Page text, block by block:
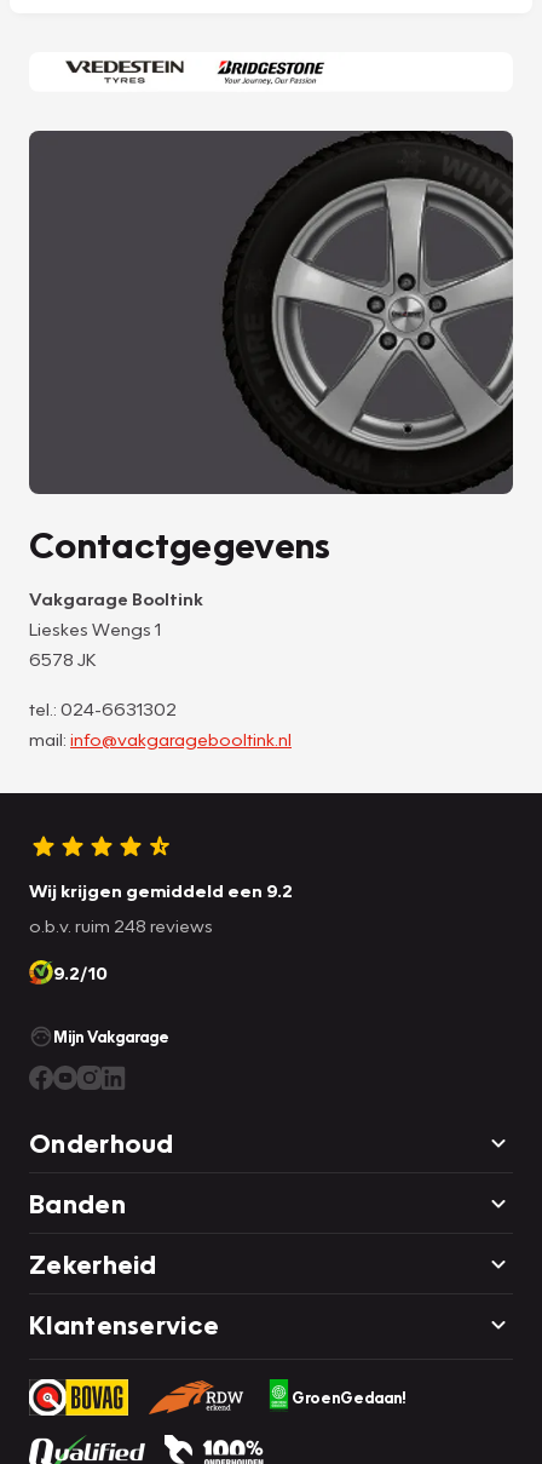
Contactgegevens
Vakgarage Booltink
Lieskes Wengs 1
6578 JK
tel.: 024-6631302
mail: info@vakgaragebooltink.nl
Wij krijgen gemiddeld een 9.2
o.b.v. ruim 248 reviews
9.2/10
Mijn Vakgarage
Onderhoud
Banden
Zekerheid
Klantenservice
GroenGedaan!